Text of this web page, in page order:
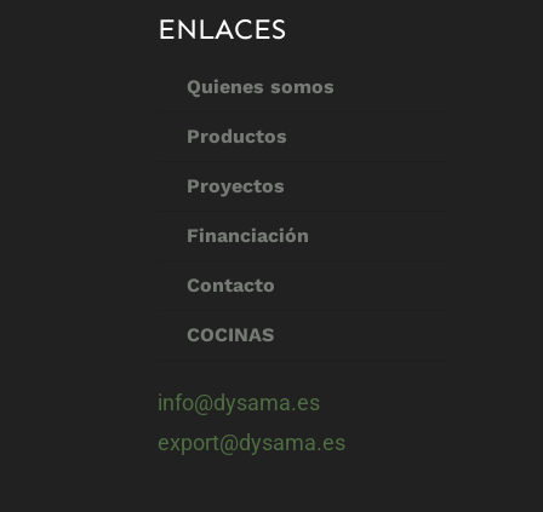
ENLACES
Quienes somos
Productos
Proyectos
Financiación
Contacto
COCINAS
info@dysama.es
export@dysama.es